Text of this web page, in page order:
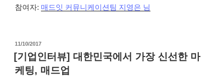
참여자: 매드잇 커뮤니케이션팀 지영은 님
작
성
일
자
11/10/2017
[기업인터뷰] 대한민국에서 가장 신선한 마
케팅, 매드업